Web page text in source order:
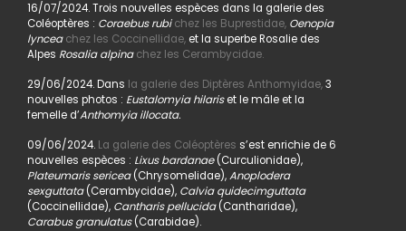
16/07/2024. Trois nouvelles espèces dans la galerie des
Coléoptères : Coraebus rubi chez les Buprestidae, Oenopia
lyncea chez les Coccinellidae,et la superbe Rosalie des
Alpes Rosalia alpina chez les Cerambycidae.
29/06/2024. Dans la galerie des Diptères Anthomyidae,3
nouvelles photos : Eustalomyia hilariset le mâle et la
femelle d’Anthomyia illocata.
09/06/2024.La galerie des Coléoptères s’est enrichie de 6
nouvelles espèces : Lixus bardanae(Curculionidae),
Plateumaris sericea(Chrysomelidae),Anoplodera
sexguttata(Cerambycidae), Calvia quidecimguttata
(Coccinellidae), Cantharis pellucida(Cantharidae),
Carabus granulatus(Carabidae).